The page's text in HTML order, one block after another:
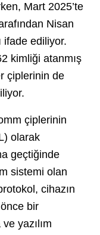
Mart 2025’te
Nisan
ifade ediliyor.
kimliği atanmış
çiplerinin de
çiplerinin
olarak
geçtiğinde
sistemi olan
cihazın
bir
yazılım